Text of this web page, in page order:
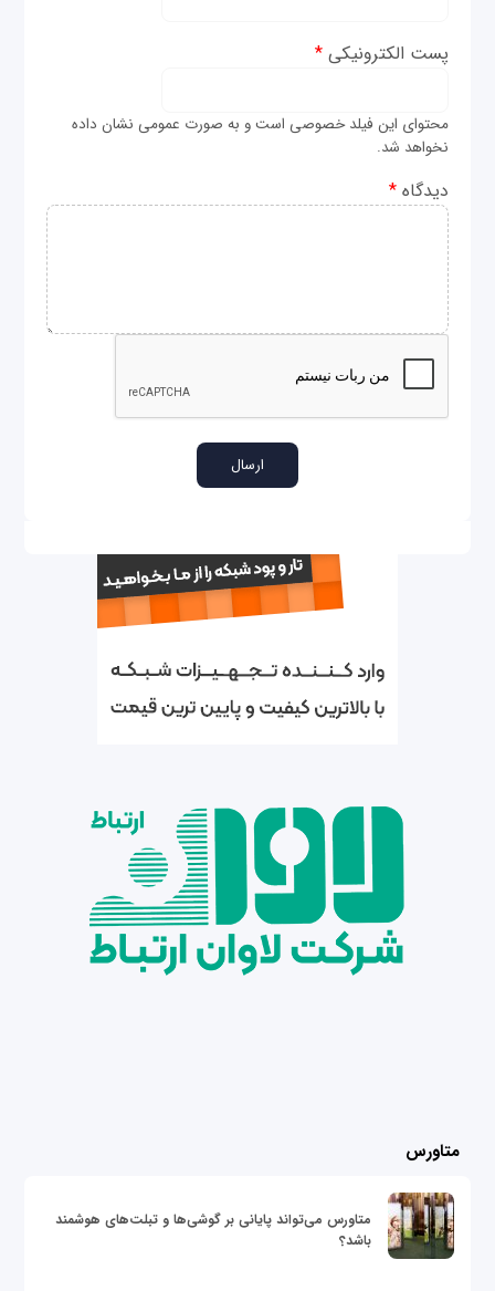
پست الکترونیکی*
محتوای این فیلد خصوصی است و به صورت عمومی نشان داده
نخواهد شد.
دیدگاه*
متاورس
متاورس می‌تواند پایانی بر گوشی‌ها و تبلت‌های هوشمند
باشد؟